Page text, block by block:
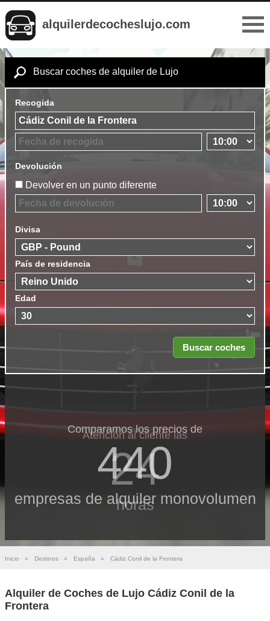
alquilerdecocheslujo.com
Buscar coches de alquiler de Lujo
Recogida
Devolución
Devolver en un punto diferente
Divisa
País de residencia
Edad
Comparamos los precios de
440
empresas de alquiler monovolumen
Atención al cliente las
24
horas
Inicio » Destinos » España » Cádiz Conil de la Frontera
Alquiler de Coches de Lujo Cádiz Conil de la
Frontera